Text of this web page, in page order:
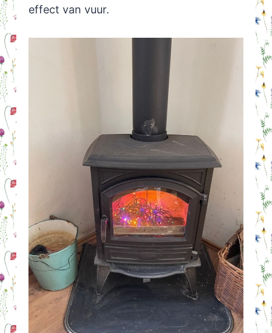
effect van vuur.